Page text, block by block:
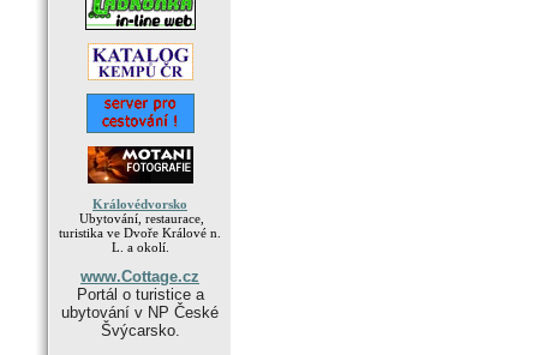
Královédvorsko
Ubytování, restaurace,
turistika ve Dvoře Králové n.
L. a okolí.
www.Cottage.cz
Portál o turistice a
ubytování v NP České
Švýcarsko.